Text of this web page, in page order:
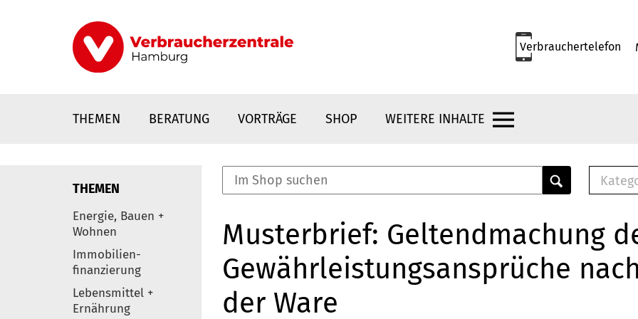
Verbrauchertelefon
THEMEN BERATUNG VORTRÄGE SHOP WEITERE INHALTE
Elemente
THEMEN
Energie, Bauen +
Wohnen
Immobilien-
finanzierung
Lebensmittel +
Ernährung
E-
Musterbrief: Geltendmachung
Gewährleistungsansprüche
der Ware